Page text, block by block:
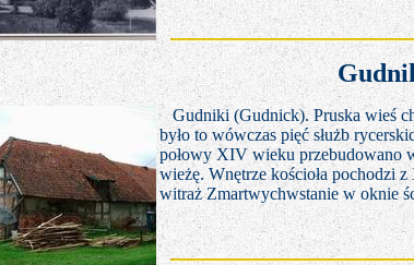
Gudniki (Gudnick). Pruska wieś
było to wówczas pięć służb
połowy XIV wieku przebudowano
wieżę. Wnętrze kościoła pochodzi
witraż Zmartwychwstanie w oknie